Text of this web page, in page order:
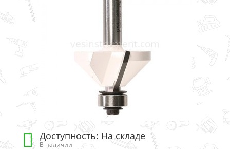
Доступность: На складе
В наличии